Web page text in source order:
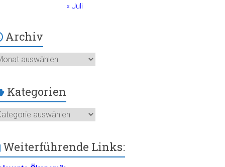
« Juli
Archiv
Kategorien
Weiterführende Links: